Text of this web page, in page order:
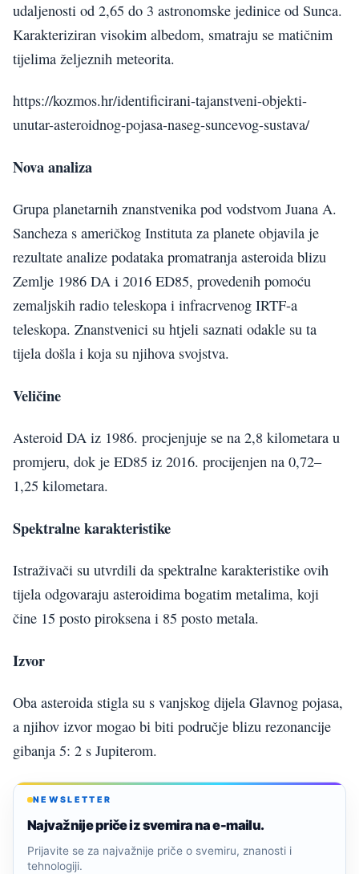
udaljenosti od 2,65 do 3 astronomske jedinice od Sunca.
Karakteriziran visokim albedom, smatraju se matičnim
tijelima željeznih meteorita.
https://kozmos.hr/identificirani-tajanstveni-objekti-
unutar-asteroidnog-pojasa-naseg-suncevog-sustava/
Nova analiza
Grupa planetarnih znanstvenika pod vodstvom Juana A.
Sancheza s američkog Instituta za planete objavila je
rezultate analize podataka promatranja asteroida blizu
Zemlje 1986 DA i 2016 ED85, provedenih pomoću
zemaljskih radio teleskopa i infracrvenog IRTF-a
teleskopa. Znanstvenici su htjeli saznati odakle su ta
tijela došla i koja su njihova svojstva.
Veličine
Asteroid DA iz 1986. procjenjuje se na 2,8 kilometara u
promjeru, dok je ED85 iz 2016. procijenjen na 0,72–
1,25 kilometara.
Spektralne karakteristike
Istraživači su utvrdili da spektralne karakteristike ovih
tijela odgovaraju asteroidima bogatim metalima, koji
čine 15 posto piroksena i 85 posto metala.
Izvor
Oba asteroida stigla su s vanjskog dijela Glavnog pojasa,
a njihov izvor mogao bi biti područje blizu rezonancije
gibanja 5: 2 s Jupiterom.
NEWSLETTER
Najvažnije priče iz svemira na e-mailu.
Prijavite se za najvažnije priče o svemiru, znanosti i
tehnologiji.